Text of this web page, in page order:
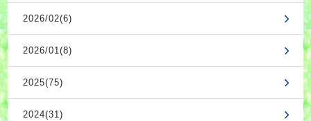
2026/02(6)
2026/01(8)
2025(75)
2024(31)